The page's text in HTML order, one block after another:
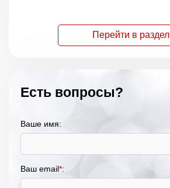
Перейти в раздел
Есть вопросы?
Ваше имя:
Ваш email*: